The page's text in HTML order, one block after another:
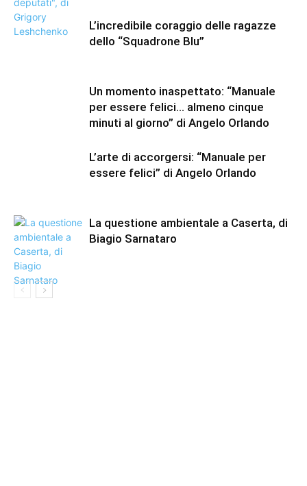
L’incredibile coraggio delle ragazze
dello “Squadrone Blu”
Un momento inaspettato: “Manuale
per essere felici… almeno cinque
minuti al giorno” di Angelo Orlando
L’arte di accorgersi: “Manuale per
essere felici” di Angelo Orlando
La questione ambientale a Caserta, di
Biagio Sarnataro